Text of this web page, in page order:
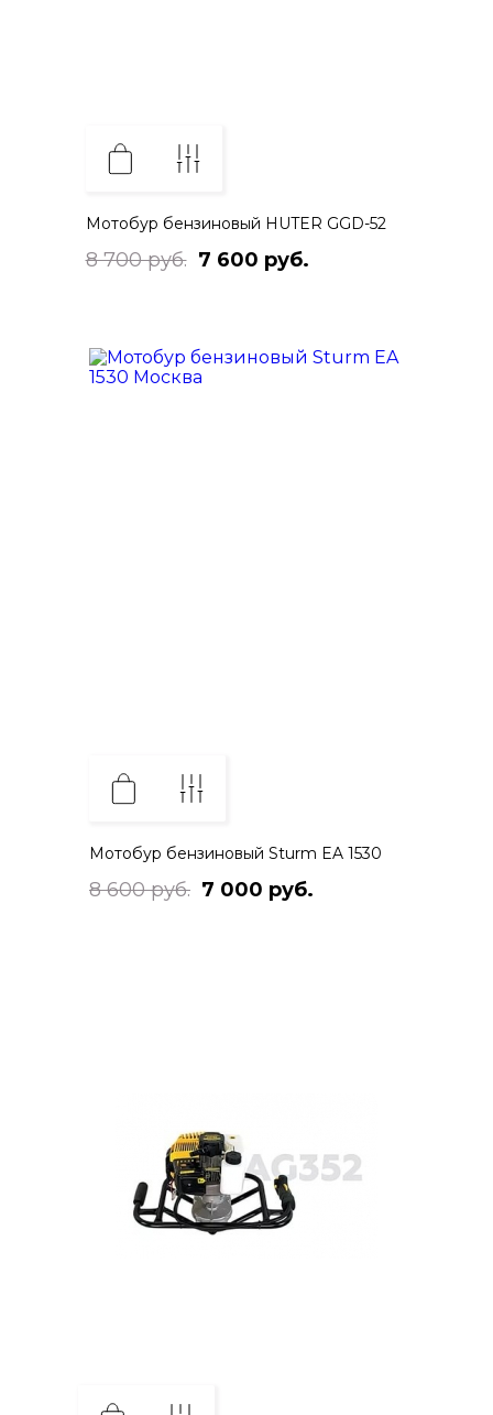
Мотобур бензиновый HUTER GGD-52
8 700 руб. 7 600 руб.
Мотобур бензиновый Sturm EA 1530
8 600 руб. 7 000 руб.